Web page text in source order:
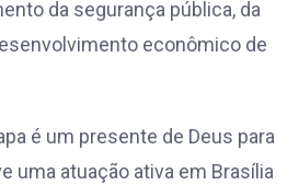
da segurança pública, da
econômico de
é um presente de Deus para
uma atuação ativa em Brasília